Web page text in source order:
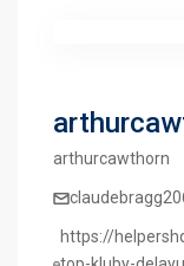
arthurcawthorn
https://